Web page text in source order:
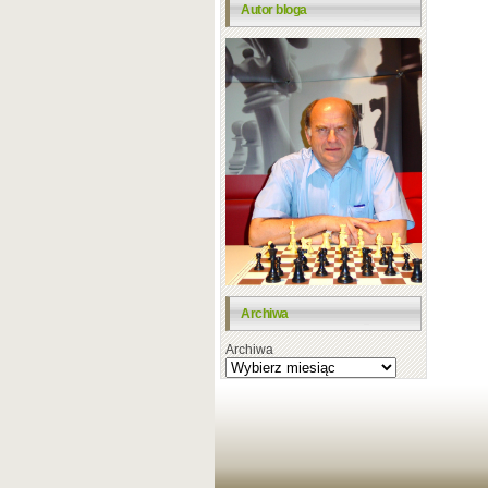
Autor bloga
Archiwa
Archiwa